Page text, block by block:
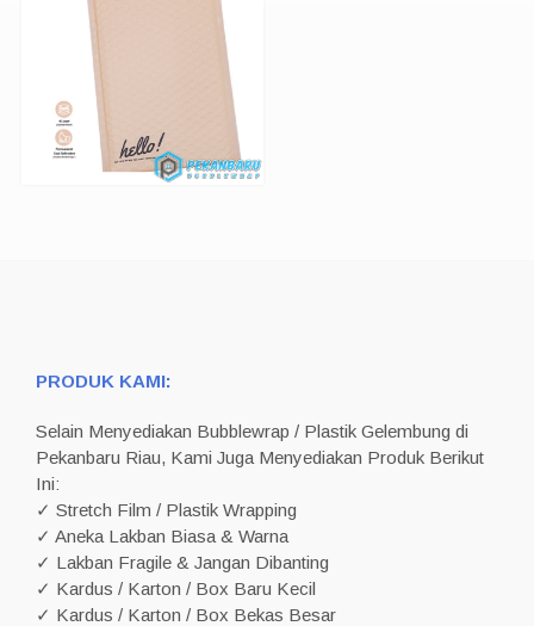
PRODUK KAMI:
Selain Menyediakan Bubblewrap / Plastik Gelembung di
Pekanbaru Riau, Kami Juga Menyediakan Produk Berikut
Ini:
✓ Stretch Film / Plastik Wrapping
✓ Aneka Lakban Biasa & Warna
✓ Lakban Fragile & Jangan Dibanting
✓ Kardus / Karton / Box Baru Kecil
✓ Kardus / Karton / Box Bekas Besar